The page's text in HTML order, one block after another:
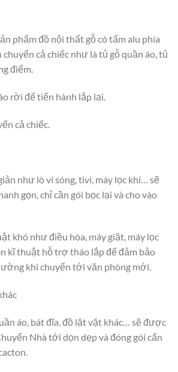
phẩm đồ nội thất gỗ có tấm alu phía
chuyển cả chiếc như là tủ gỗ quần áo, tủ
điểm.
rời để tiến hành lắp lại.
cả chiếc.
như lò vi sóng, tivi, máy lọc khí… sẽ
gọn, chỉ cần gói bọc lại và cho vào
khó như điều hòa, máy giặt, máy lọc
kĩ thuật hỗ trợ tháo lắp để đảm bảo
khi chuyển tới văn phòng mới.
áo, bát đĩa, đồ lặt vặt khác… sẽ được
Nhà tới dọn dẹp và đóng gói cẩn